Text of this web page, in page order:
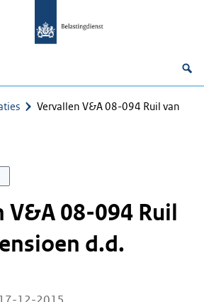
Vervallen V&A 08-094 Ruil van
V&A 08-094 Ruil
d.d.